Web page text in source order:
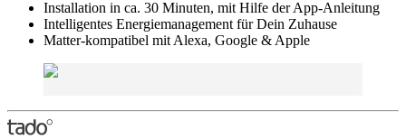
Installation in ca. 30 Minuten, mit Hilfe der App-Anleitung
Intelligentes Energiemanagement für Dein Zuhause
Matter-kompatibel mit Alexa, Google & Apple